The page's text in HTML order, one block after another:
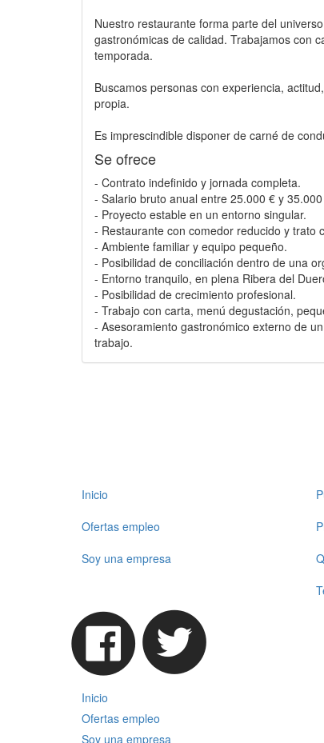
Nuestro restaurante forma parte del
gastronómicas de calidad. Trabajamos con
temporada.
Buscamos personas con experiencia,
propia.
Es imprescindible disponer de carné de
Se ofrece
- Contrato indefinido y jornada completa.
- Salario bruto anual entre 25.000 € y
- Proyecto estable en un entorno singular.
- Restaurante con comedor reducido y trato
- Ambiente familiar y equipo pequeño.
- Posibilidad de conciliación dentro de una
- Entorno tranquilo, en plena Ribera del
- Posibilidad de crecimiento profesional.
- Trabajo con carta, menú degustación,
- Asesoramiento gastronómico externo de
trabajo.
Inicio
Ofertas empleo
Soy una empresa
Inicio
Ofertas empleo
Soy una empresa